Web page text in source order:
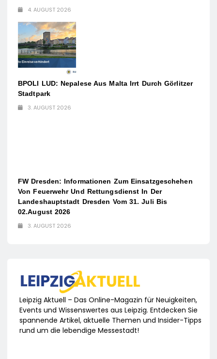
4. AUGUST 2026
BPOLI LUD: Nepalese Aus Malta Irrt Durch Görlitzer
Stadtpark
3. AUGUST 2026
FW Dresden: Informationen Zum Einsatzgeschehen
Von Feuerwehr Und Rettungsdienst In Der
Landeshauptstadt Dresden Vom 31. Juli Bis
02.August 2026
3. AUGUST 2026
Leipzig Aktuell – Das Online-Magazin für Neuigkeiten,
Events und Wissenswertes aus Leipzig. Entdecken Sie
spannende Artikel, aktuelle Themen und Insider-Tipps
rund um die lebendige Messestadt!